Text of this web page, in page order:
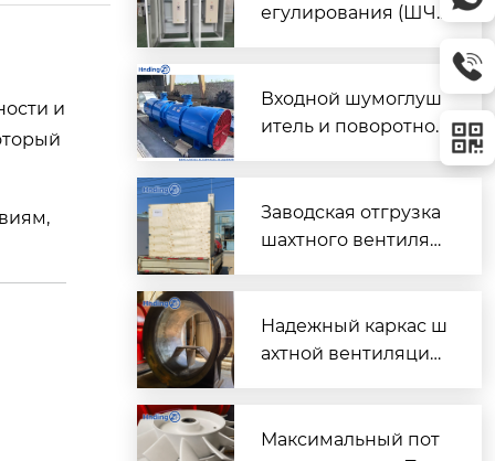
и
егулирования (ШЧ
ext{ кВт}$
Входной шумоглуш
итель и поворотно-
вентилятора главно
го проветривания
Заводская отгрузка
шахтного вентилят
его объекта в Казах
стане
Надежный каркас ш
ахтной вентиляции:
DK
Максимальный пот